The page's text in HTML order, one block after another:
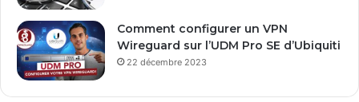
Comment configurer un VPN
Wireguard sur l’UDM Pro SE d’Ubiquiti
22 décembre 2023